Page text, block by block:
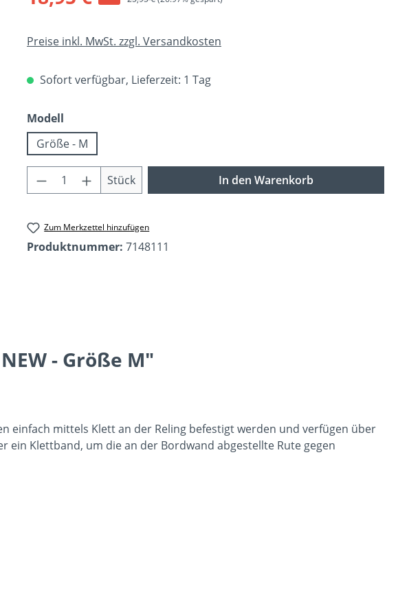
Preise inkl. MwSt. zzgl. Versandkosten
Sofort verfügbar, Lieferzeit: 1 Tag
Modell
Größe - M
Produkt Anzahl: Gib den gewünschten Wert
Stück In den Warenkorb
Zum Merkzettel hinzufügen
Produktnummer: 7148111
- Größe M"
einfach mittels Klett an der Reling befestigt werden und verfügen über
ein Klettband, um die an der Bordwand abgestellte Rute gegen